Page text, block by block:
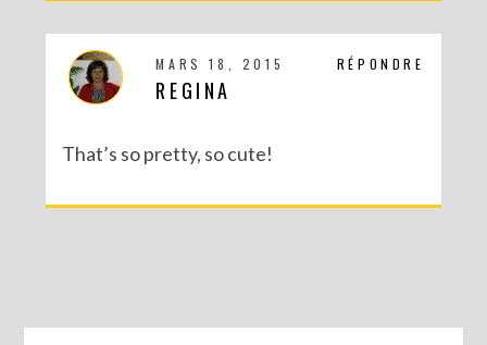
RÉPONDRE
MARS 18, 2015
REGINA
That’s so pretty, so cute!